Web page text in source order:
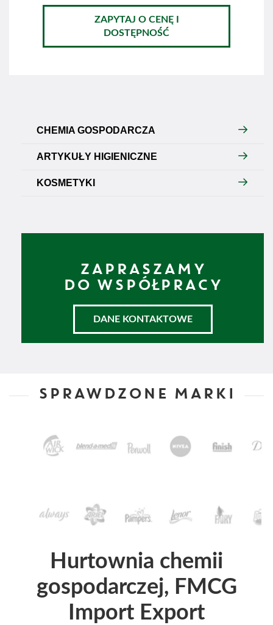
ZAPYTAJ O CENĘ I
DOSTĘPNOŚĆ
CHEMIA GOSPODARCZA
ARTYKUŁY HIGIENICZNE
KOSMETYKI
ZAPRASZAMY
DO WSPÓŁPRACY
DANE KONTAKTOWE
SPRAWDZONE MARKI
Hurtownia chemii
gospodarczej, FMCG
Import Export